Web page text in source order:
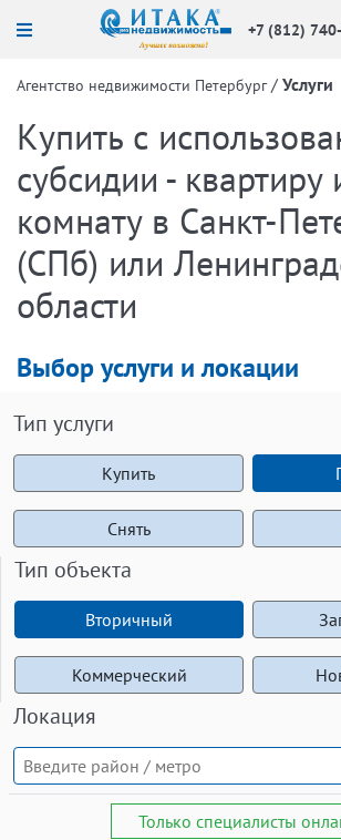
+7 (812)
Агентство недвижимости Петербург / Услуги
Купить с
субсидии - квартиру
комнату в Санкт-
(СПб) или
области
Выбор услуги и локации
Тип услуги
Купить
Снять
Тип объекта
Вторичный
Коммерческий
Локация
Только специалисты